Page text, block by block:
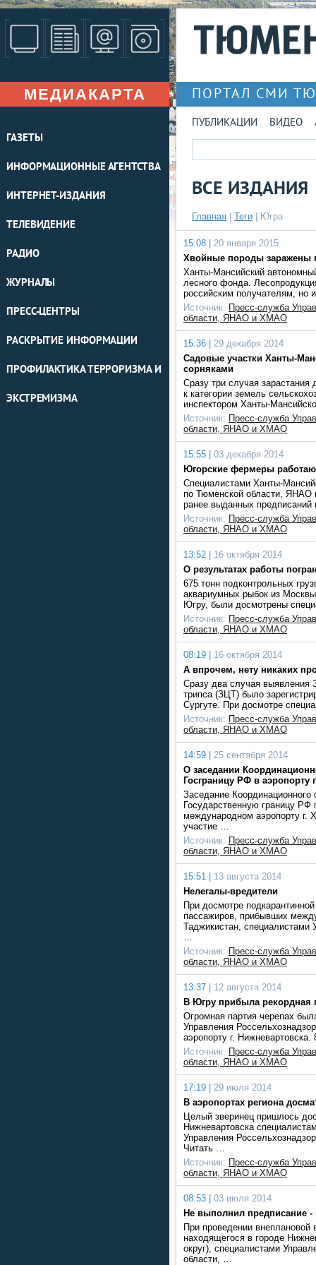
МЕДИАКАРТА
ГАЗЕТЫ
ИНФОРМАЦИОННЫЕ АГЕНТСТВА
ИНТЕРНЕТ-ИЗДАНИЯ
ТЕЛЕВИДЕНИЕ
РАДИО
ЖУРНАЛЫ
ПРЕСС-ЦЕНТРЫ
РАСКРЫТИЕ ИНФОРМАЦИИ
ПРОФИЛАКТИКА ТЕРРОРИЗМА И
ЭКСТРЕМИЗМА
ПОРТАЛ СМИ
ПУБЛИКАЦИИ ВИДЕО
ВСЕ ИЗДАНИЯ
Главная Теги | Югра
15:08 |
20 января 2015
Хвойные породы заражены
Ханты-Мансийский
лесного фонда.
российским получателям, но
Источник: Пресс-служба
области, ЯНАО и ХМАО
15:36 |
29 декабря 2014
Садовые участки Ханты-
сорняками
Сразу три случая
к категории земель
инспектором Ханты-
Источник: Пресс-служба
области, ЯНАО и ХМАО
15:55 |
03 декабря 2014
Югорские фермеры
Специалистами Ханты-
по Тюменской области,
ранее выданных
Источник: Пресс-служба
области, ЯНАО и ХМАО
13:52 |
16 октября 2014
О результатах работы
675 тонн подконтрольных
аквариумных рыбок из
Югру, были досмотрены
Источник: Пресс-служба
области, ЯНАО и ХМАО
08:19 |
16 октября 2014
А впрочем, нету никаких
Сразу два случая выявления
трипса (ЗЦТ) было
Сургуте. При досмотре
Источник: Пресс-служба
области, ЯНАО и ХМАО
14:59 |
25 сентября 2014
О заседании
Госграницу РФ в аэропорту
Заседание Координационного
Государственную границу РФ
международном аэропорту г.
участие …
Источник: Пресс-служба
области, ЯНАО и ХМАО
15:51 |
13 августа 2014
Нелегалы-вредители
При досмотре
пассажиров, прибывших
Таджикистан, специалистами
…
Источник: Пресс-служба
области, ЯНАО и ХМАО
13:37 |
12 августа 2014
В Югру прибыла рекордная
Огромная партия черепах
Управления
аэропорту г.
Источник: Пресс-служба
области, ЯНАО и ХМАО
17:19 |
29 июля 2014
В аэропортах региона
Целый зверинец пришлось
Нижневартовска
Управления
Читать …
Источник: Пресс-служба
области, ЯНАО и ХМАО
08:53 |
03 июля 2014
Не выполнил предписание -
При проведении
находящегося в городе
округ), специалистами
области, …